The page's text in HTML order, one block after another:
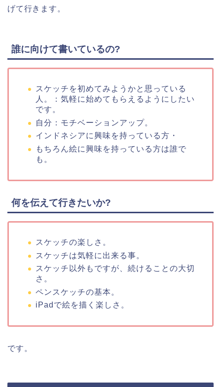
げて行きます。
誰に向けて書いているの?
スケッチを初めてみようかと思っている
人。：気軽に始めてもらえるようにしたい
です。
自分：モチベーションアップ。
インドネシアに興味を持っている方・
もちろん絵に興味を持っている方は誰で
も。
何を伝えて行きたいか?
スケッチの楽しさ。
スケッチは気軽に出来る事。
スケッチ以外もですが、続けることの大切
さ。
ペンスケッチの基本。
iPadで絵を描く楽しさ。
です。